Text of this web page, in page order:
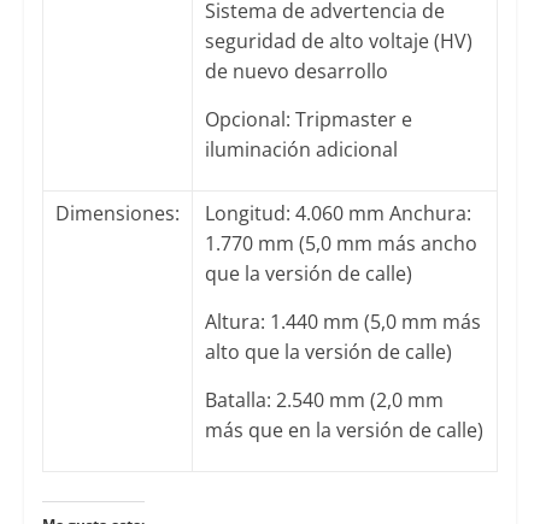
Sistema de advertencia de
seguridad de alto voltaje (HV)
de nuevo desarrollo
Opcional: Tripmaster e
iluminación adicional
Dimensiones:
Longitud: 4.060 mm Anchura:
1.770 mm (5,0 mm más ancho
que la versión de calle)
Altura: 1.440 mm (5,0 mm más
alto que la versión de calle)
Batalla: 2.540 mm (2,0 mm
más que en la versión de calle)